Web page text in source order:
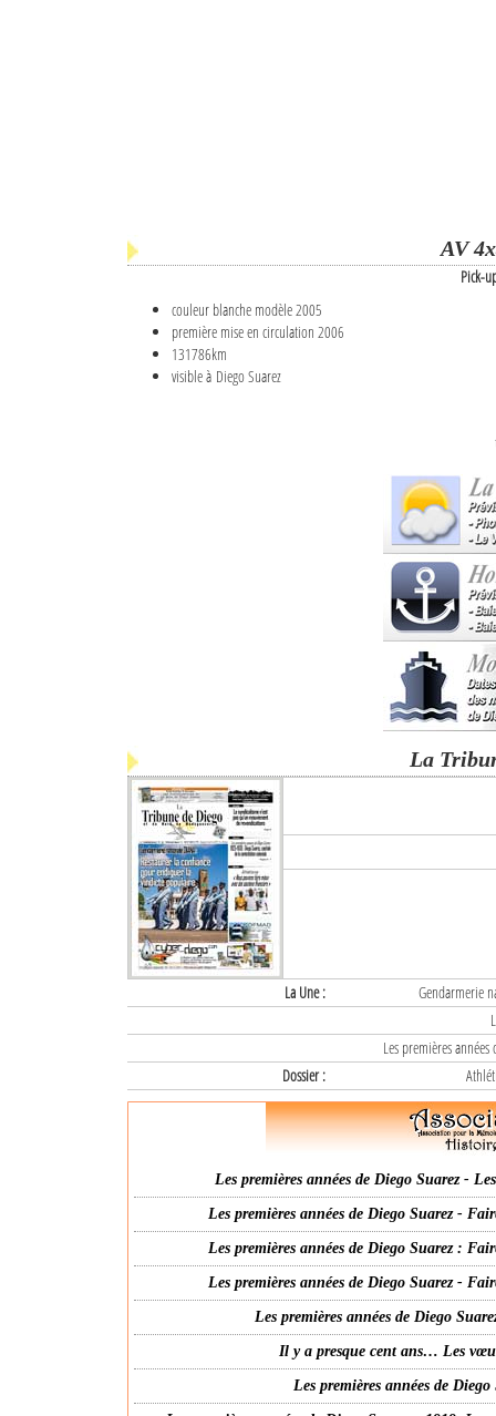
AV
Pick-
couleur blanche modèle 2005
première mise en circulation 2006
131786km
visible à Diego Suarez
La
La Une :
Gendarmerie
Les premières
Dossier :
Les premières années de Diego Suarez -
Les premières années de Diego Suarez -
Les premières années de Diego Suarez :
Les premières années de Diego Suarez -
Les premières années de Diego
Il y a presque cent ans… Les
Les premières années de